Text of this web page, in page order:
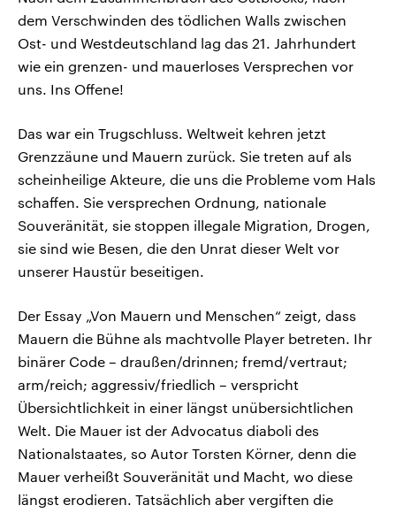
dem Verschwinden des tödlichen Walls zwischen
Ost- und Westdeutschland lag das 21. Jahrhundert
wie ein grenzen- und mauerloses Versprechen vor
uns. Ins Offene!
Das war ein Trugschluss. Weltweit kehren jetzt
Grenzzäune und Mauern zurück. Sie treten auf als
scheinheilige Akteure, die uns die Probleme vom Hals
schaffen. Sie versprechen Ordnung, nationale
Souveränität, sie stoppen illegale Migration, Drogen,
sie sind wie Besen, die den Unrat dieser Welt vor
unserer Haustür beseitigen.
Der Essay „Von Mauern und Menschen“ zeigt, dass
Mauern die Bühne als machtvolle Player betreten. Ihr
binärer Code – draußen/drinnen; fremd/vertraut;
arm/reich; aggressiv/friedlich – verspricht
Übersichtlichkeit in einer längst unübersichtlichen
Welt. Die Mauer ist der Advocatus diaboli des
Nationalstaates, so Autor Torsten Körner, denn die
Mauer verheißt Souveränität und Macht, wo diese
längst erodieren. Tatsächlich aber vergiften die